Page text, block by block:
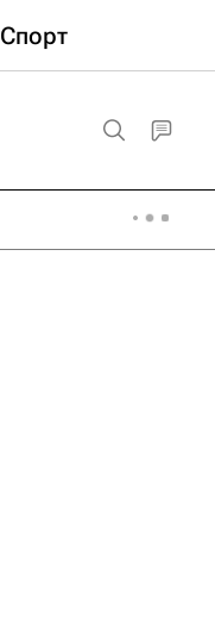
Спорт